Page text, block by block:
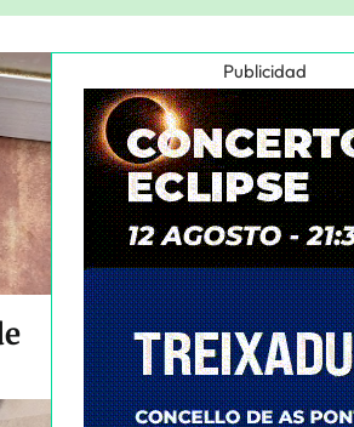
Publicidad